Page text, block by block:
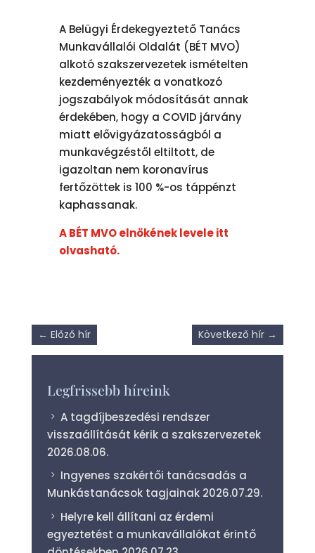
A Belügyi Érdekegyeztető Tanács
Munkavállalói Oldalát (BÉT MVO)
alkotó szakszervezetek ismételten
kezdeményezték a vonatkozó
jogszabályok módosítását annak
érdekében, hogy a COVID járvány
miatt elővigyázatosságból a
munkavégzéstől eltiltott, de
igazoltan nem koronavírus
fertőzöttek is 100 %-os táppénzt
kaphassanak.
A BÉT MVO elnökének levele itt
olvasható.
← Előző hír Következő hír →
Legfrissebb híreink
A tagdíjbeszedési rendszer
visszaállítását kérik a szakszervezetek
2026.08.06.
Ingyenes szakértői tanácsadás a
Munkástanácsok tagjainak 2026.07.29.
Helyre kell állítani az érdemi
egyeztetést a munkavállalókat érintő